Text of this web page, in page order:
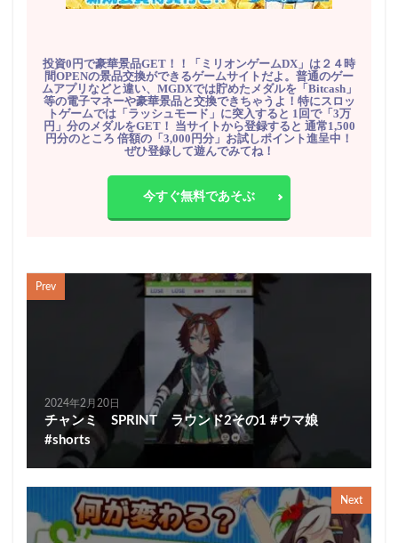
投資0円で豪華景品GET！！「ミリオンゲームDX」は２４時
間OPENの景品交換ができるゲームサイトだよ。普通のゲー
ムアプリなどと違い、MGDXでは貯めたメダルを「Bitcash」
等の電子マネーや豪華景品と交換できちゃうよ！特にスロッ
トゲームでは「ラッシュモード」に突入すると 1回で「3万
円」分のメダルをGET！ 当サイトから登録すると 通常1,500
円分のところ 倍額の「3,000円分」お試しポイント進呈中！
ぜひ登録して遊んでみてね！
今すぐ無料であそぶ
Prev
2024年2月20日
チャンミ SPRINT ラウンド2その1 #ウマ娘
#shorts
Next